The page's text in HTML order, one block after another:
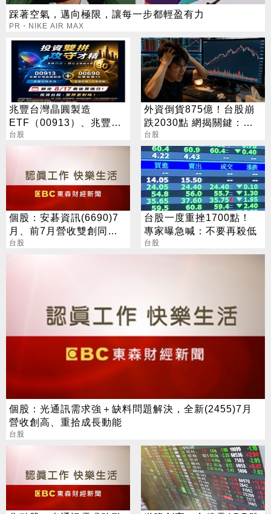
踩著空氣，邁向極限，讓每一步都輕盈有力
PR・NIKE AIR MAX
兆豐台灣晶圓製造
ETF（00913）、兆豐藍
籌30 ETF（00690） 最
新配息時程出爐 8/17前買
台股
外資倒貨875億！台股崩
跌2030點 網揭關鍵：沒
人接
台股
個股：安碁資訊(6690)7
月、前7月營收雙創同期
高點，本月再奪兩大資安
台股
台股一度重挫1700點！
專家曝急喊：不要再殺低
台股
個股：光通訊需求強＋缺料問題解決，全新(2455)7月
營收創高、重拾成長動能
台股